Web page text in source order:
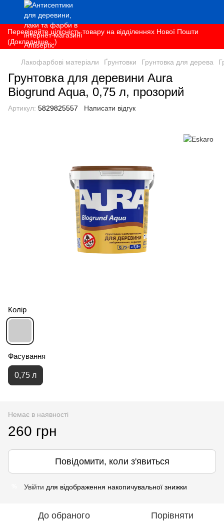
Перевіряйте цілісність товару на відділеннях Нової Пошти
(Докладніше...)
Лакофарбові матеріали Ґрунтовки Грунтовка для дерева
Грунтовка для деревини Aura
Biogrund Aqua, 0,75 л, прозорий
Артикул: 5829825557 Написати відгук
Колір
Фасування
0,75 л
Немає в наявності
260 грн
Повідомити, коли з'явиться
Увійти для відображення накопичувальної знижки
До обраного Порівняти